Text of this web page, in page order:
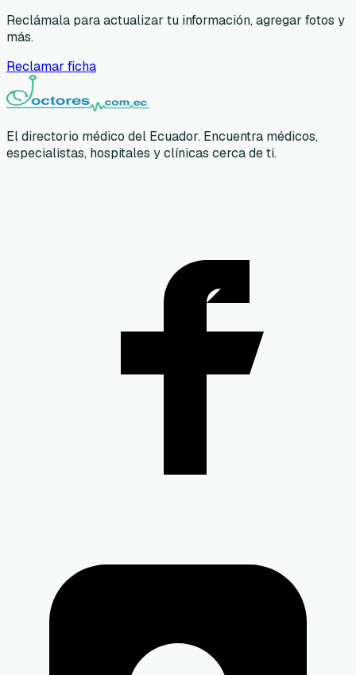
Reclámala para actualizar tu información, agregar fotos y
más.
Reclamar ficha
El directorio médico del Ecuador. Encuentra médicos,
especialistas, hospitales y clínicas cerca de ti.